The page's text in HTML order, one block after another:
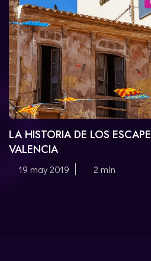
CATALÀ
LA HISTORIA DE LOS
VALENCIA
19 may 2019 2 min